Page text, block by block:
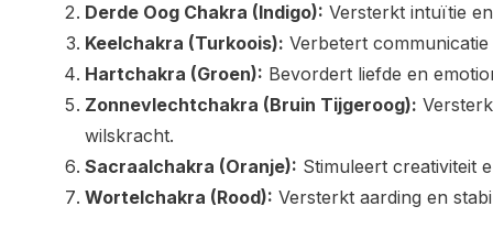
Derde Oog Chakra (Indigo): Versterkt intuïtie
Keelchakra (Turkoois): Verbetert
Hartchakra (Groen): Bevordert liefde en
Zonnevlechtchakra (Bruin Tijgeroog):
wilskracht.
Sacraalchakra (Oranje): Stimuleert creativiteit
Wortelchakra (Rood): Versterkt aarding en